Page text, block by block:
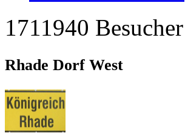
1711940 Besucher
Rhade Dorf West